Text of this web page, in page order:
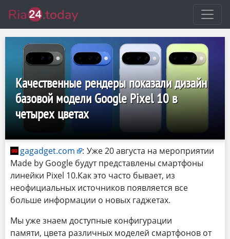
Качественные рендеры показали дизайн
базовой модели Google Pixel 10 в
четырех цветах
gagadget.com : Уже 20 августа на мероприятии
Made by Google будут представлены смартфоны
линейки Pixel 10.Как это часто бывает, из
неофициальных источников появляется все
больше информации о новых гаджетах.
Мы уже знаем доступные конфигурации
памяти, цвета различных моделей смартфонов от